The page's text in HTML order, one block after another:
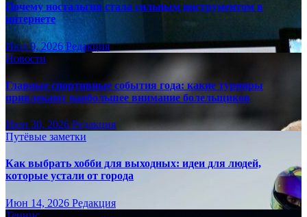
Почему ностальгия стала сильным инструментом в
интернете
Июл 9, 2026 Редакция
Новости
Главные спортивные события года: какие турниры
привлекают наибольшее внимание болельщиков
Июн 30, 2026 Редакция
Путёвые заметки
Как выбрать хобби для выходных: идеи для людей,
которые устали от города
Июн 14, 2026 Редакция